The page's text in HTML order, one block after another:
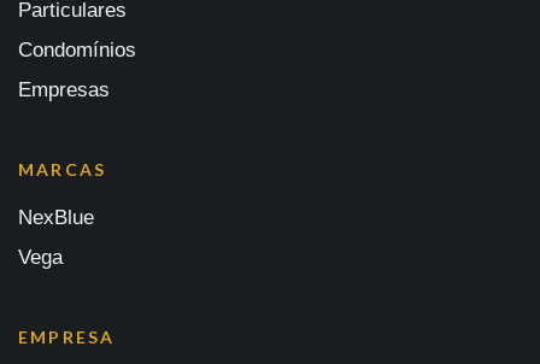
Particulares
Condomínios
Empresas
MARCAS
NexBlue
Vega
EMPRESA